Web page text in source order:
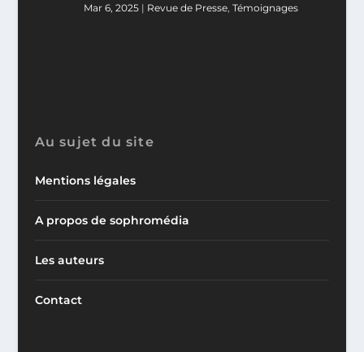
Mar 6, 2025| Revue de Presse, Témoignages
Au sujet du site
Mentions légales
A propos de sophromédia
Les auteurs
Contact